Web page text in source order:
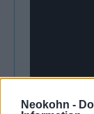
Neokohn -